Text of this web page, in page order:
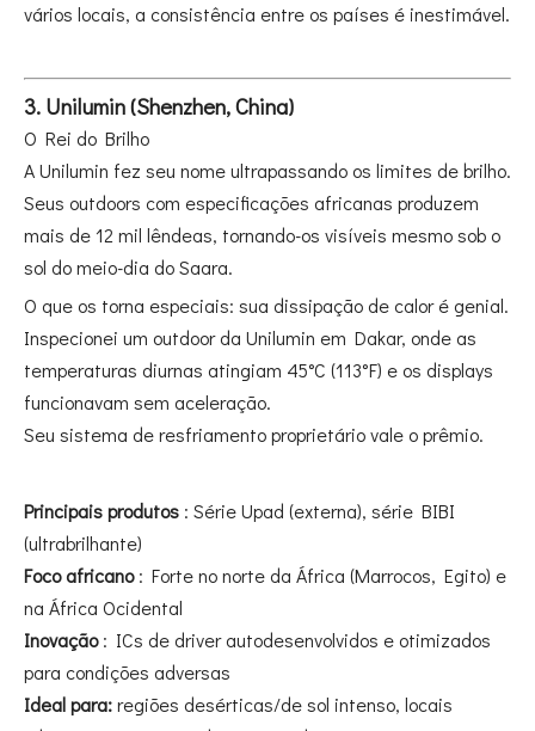
vários locais, a consistência entre os países é inestimável.
3. Unilumin (Shenzhen, China)
O Rei do Brilho
A Unilumin fez seu nome ultrapassando os limites de brilho.
Seus outdoors com especificações africanas produzem
mais de 12 mil lêndeas, tornando-os visíveis mesmo sob o
sol do meio-dia do Saara.
O que os torna especiais: sua dissipação de calor é genial.
Inspecionei um outdoor da Unilumin em Dakar, onde as
temperaturas diurnas atingiam 45°C (113°F) e os displays
funcionavam sem aceleração.
Seu sistema de resfriamento proprietário vale o prêmio.
Principais produtos : Série Upad (externa), série BIBI
(ultrabrilhante)
Foco africano: Forte no norte da África (Marrocos, Egito) e
na África Ocidental
Inovação: ICs de driver autodesenvolvidos e otimizados
para condições adversas
Ideal para:regiões desérticas/de sol intenso, locais